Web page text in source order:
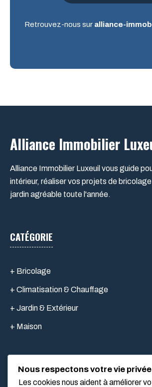
Retrouvez-nous sur alliance-
Alliance Immobilier
Alliance Immobilier Luxeuil vous guide
intérieur, réaliser vos projets de
jardin agréable toute l'année.
CATÉGORIE
+ Bricolage
+ Climatisation & Chauffage
+ Jardin & Extérieur
+ Maison
LIEN UTILES
Nous respectons votre vie privée
Les cookies nous aident à améliorer